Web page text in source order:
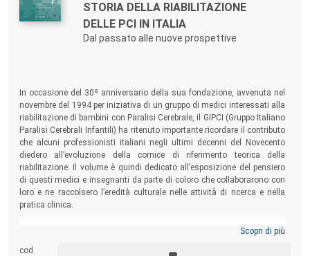
STORIA DELLA RIABILITAZIONE
DELLE PCI IN ITALIA
Dal passato alle nuove prospettive
In occasione del 30º anniversario della sua fondazione, avvenuta nel
novembre del 1994 per iniziativa di un gruppo di medici interessati alla
riabilitazione di bambini con Paralisi Cerebrale, il GIPCI (Gruppo Italiano
Paralisi Cerebrali Infantili) ha ritenuto importante ricordare il contributo
che alcuni professionisti italiani negli ultimi decenni del Novecento
diedero all’evoluzione della cornice di riferimento teorica della
riabilitazione. Il volume è quindi dedicato all’esposizione del pensiero
di questi medici e insegnanti da parte di coloro che collaborarono con
loro e ne raccolsero l’eredità culturale nelle attività di ricerca e nella
pratica clinica.
Scopri di più
cod.